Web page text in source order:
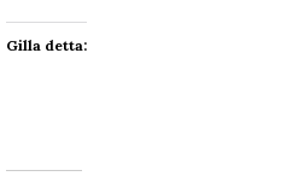
Gilla detta: